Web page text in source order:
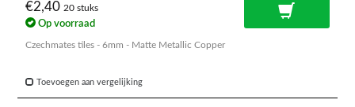
€2,40 20 stuks
Op voorraad
Czechmates tiles - 6mm - Matte Metallic Copper
Toevoegen aan vergelijking